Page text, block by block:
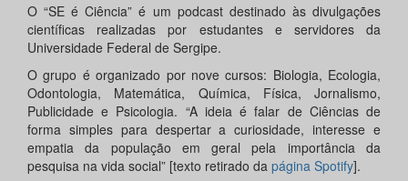
O “SE é Ciência” é um podcast destinado às divulgações
científicas realizadas por estudantes e servidores da
Universidade Federal de Sergipe.
O grupo é organizado por nove cursos: Biologia, Ecologia,
Odontologia, Matemática, Química, Física, Jornalismo,
Publicidade e Psicologia. “A ideia é falar de Ciências de
forma simples para despertar a curiosidade, interesse e
empatia da população em geral pela importância da
pesquisa na vida social” [texto retirado da página Spotify].